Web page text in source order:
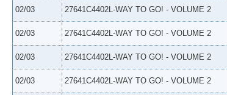
02/03 27641C4402L-WAY TO GO! - VOLUME 2
02/03 27641C4402L-WAY TO GO! - VOLUME 2
02/03 27641C4402L-WAY TO GO! - VOLUME 2
02/03 27641C4402L-WAY TO GO! - VOLUME 2